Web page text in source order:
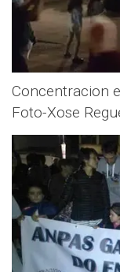
Concentracion
Foto-Xose